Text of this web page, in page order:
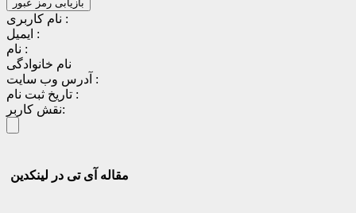
نام کاربری :
ایمیل :
نام :
نام خانوادگی
آدرس وب سایت :
تاریخ ثبت نام :
نقش کاربر:
مقاله آی تی در لینکدین